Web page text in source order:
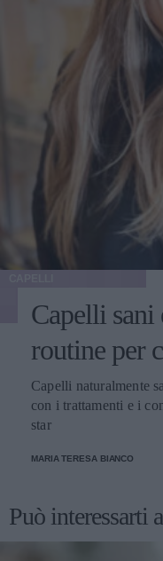
Capelli
routine per
Capelli naturalmente
con i trattamenti e i
star
MARIA TERESA BIANCO
Può interessarti